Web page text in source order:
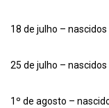
18 de julho –
25 de julho –
1º de agosto –